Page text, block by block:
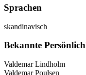
Sprachen
skandinavisch
Bekannte
Valdemar Lindholm
Valdemar Poulsen